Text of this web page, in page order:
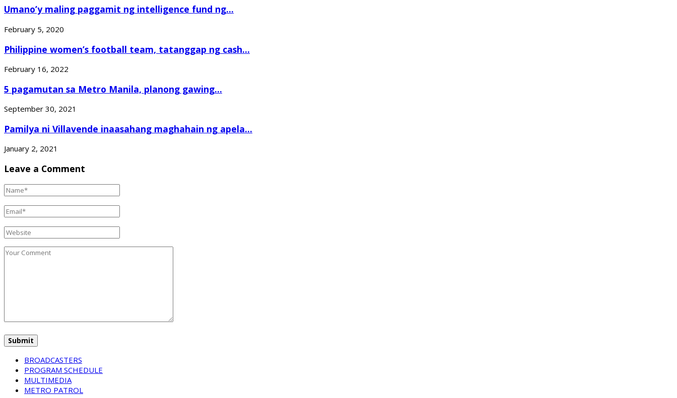
Umano’y maling paggamit ng intelligence fund ng...
February 5, 2020
Philippine women’s football team, tatanggap ng cash...
February 16, 2022
5 pagamutan sa Metro Manila, planong gawing...
September 30, 2021
Pamilya ni Villavende inaasahang maghahain ng apela...
January 2, 2021
Leave a Comment
BROADCASTERS
PROGRAM SCHEDULE
MULTIMEDIA
METRO PATROL